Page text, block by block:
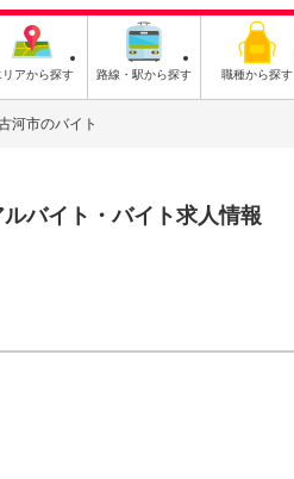
リアから探す 路線・駅から探す 職種から探す
河市のバイト
バイト・バイト求人情報